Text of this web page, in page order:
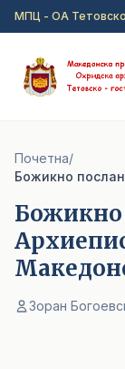
Прејди на
МПЦ - ОА Тетовско
Почетна/
Божикно
Зоран